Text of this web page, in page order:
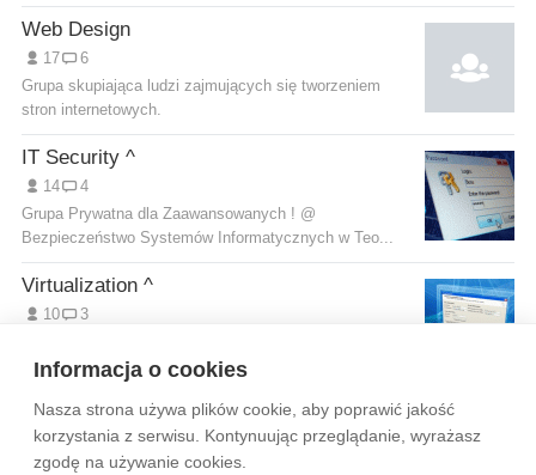
Informacja o cookies
Nasza strona używa plików cookie, aby poprawić jakość
korzystania z serwisu. Kontynuując przeglądanie, wyrażasz
zgodę na używanie cookies.
Web Design
17
6
Grupa skupiająca ludzi zajmujących się tworzeniem
stron internetowych.
IT Security ^
14
4
Grupa Prywatna dla Zaawansowanych ! @
Bezpieczeństwo Systemów Informatycznych w Teo...
Virtualization ^
10
3
oraz Wymiany Osobistych Doświadczeń...
Wytyczne dla społeczności Regulamin Prywatność
Reklama Kontakt